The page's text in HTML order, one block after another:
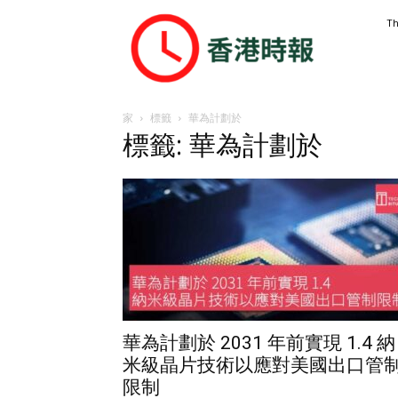
港
時
家 標籤 華為計劃於
標籤: 華為計劃於
華為計劃於 2031 年前實現 1.4 納
米級晶片技術以應對美國出口管制
限制